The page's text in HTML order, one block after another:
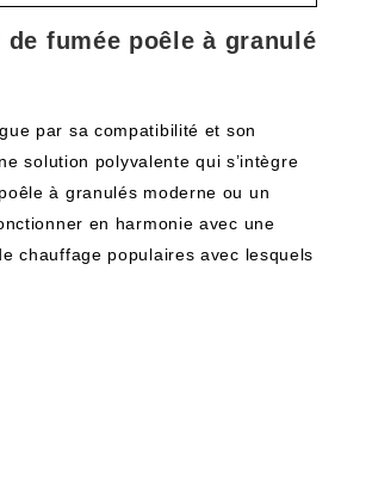
fumée poêle à granulé
par sa compatibilité et son
solution polyvalente qui s’intègre
à granulés moderne ou un
en harmonie avec une
chauffage populaires avec lesquels